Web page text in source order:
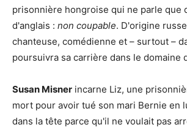
prisonnière hongroise qui ne parle que
d'anglais : non coupable. D'origine
chanteuse, comédienne et – surtout –
poursuivra sa carrière dans le domaine
Susan Misner incarne Liz, une
mort pour avoir tué son mari Bernie en
dans la tête parce qu'il ne voulait pas